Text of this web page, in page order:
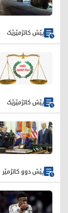
پێش کاتژمێرێک
پێش کاتژمێرێک
پێش دوو کاتژمێر